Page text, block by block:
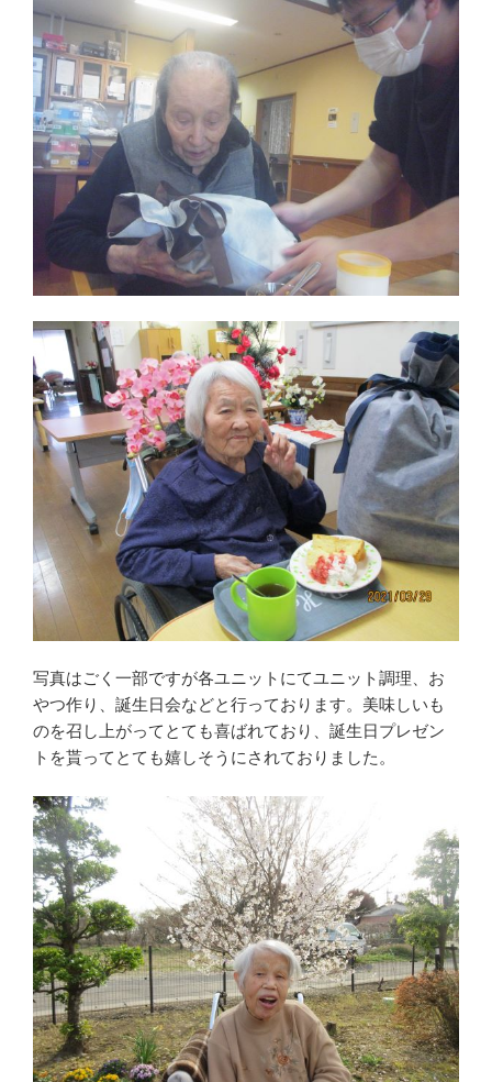
写真はごく一部ですが各ユニットにてユニット調理、お
やつ作り、誕生日会などと行っております。美味しいも
のを召し上がってとても喜ばれており、誕生日プレゼン
トを貰ってとても嬉しそうにされておりました。